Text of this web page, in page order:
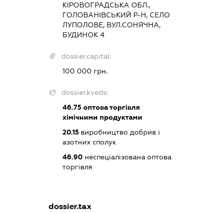
КІРОВОГРАДСЬКА ОБЛ.,
ГОЛОВАНІВСЬКИЙ Р-Н, СЕЛО
ЛУПОЛОВЕ, ВУЛ.СОНЯЧНА,
БУДИНОК 4
dossier.capital:
100 000 грн.
dossier.kveds:
46.75оптова торгівля
хімічними продуктами
20.15виробництво добрив і
азотних сполук
46.90неспеціалізована оптова
торгівля
dossier.tax